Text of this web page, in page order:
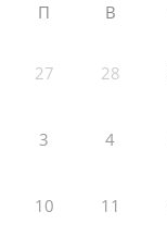
П В
27 28
3 4
10 11